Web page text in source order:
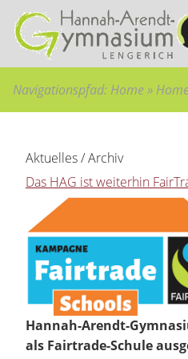
Bitte wählen Sie:
zur Hauptnavigation
Hauptnavigation
zum Hauptinhalt
zum Inhaltsverzeichnis
Sie sind hier:
Home »
Home»
Navigationspfad: Home»
Aktuelles / Archiv
Das HAG ist weiterhin
Hannah-Arendt-
als Fairtrade-Schule